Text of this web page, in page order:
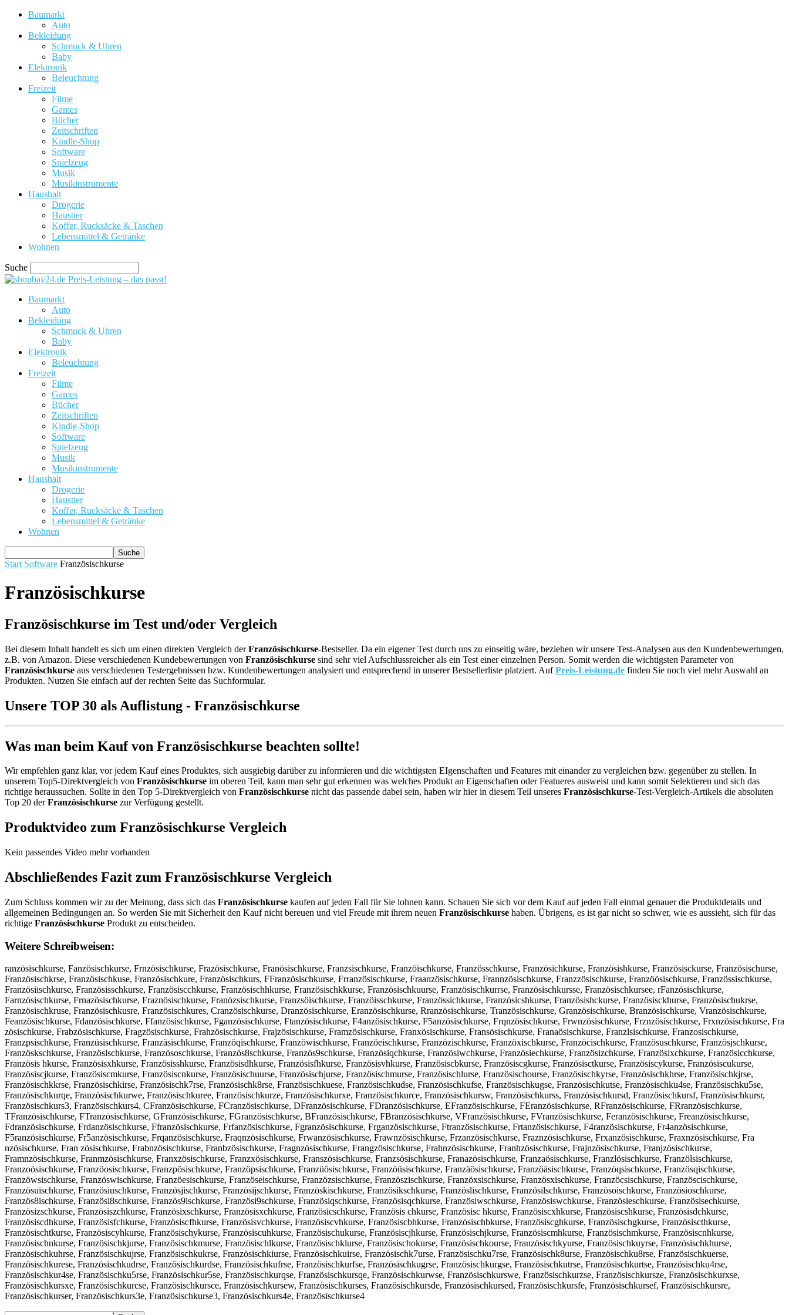
Baumarkt
Auto
Bekleidung
Schmuck & Uhren
Baby
Elektronik
Beleuchtung
Freizeit
Filme
Games
Bücher
Zeitschriften
Kindle-Shop
Software
Spielzeug
Musik
Musikinstrumente
Haushalt
Drogerie
Haustier
Koffer, Rucksäcke & Taschen
Lebensmittel & Getränke
Wohnen
Suche
Preis-Leistung – das passt!
Baumarkt
Auto
Bekleidung
Schmuck & Uhren
Baby
Elektronik
Beleuchtung
Freizeit
Filme
Games
Bücher
Zeitschriften
Kindle-Shop
Software
Spielzeug
Musik
Musikinstrumente
Haushalt
Drogerie
Haustier
Koffer, Rucksäcke & Taschen
Lebensmittel & Getränke
Wohnen
Start Software Französischkurse
Französischkurse
Französischkurse im Test und/oder Vergleich
Bei diesem Inhalt handelt es sich um einen direkten Vergleich derFranzösischkurse-Bestseller. Da ein eigener Test durch uns zu einseitig wäre, beziehen wir unsere Test-Analysen aus den Kundenbewertungen,
z.B. von Amazon. Diese verschiedenen Kundebewertungen von Französischkurse sind sehr viel Aufschlussreicher als ein Test einer einzelnen Person. Somit werden die wichtigsten Parameter von
Französischkurse aus verschiedenen Testergebnissen bzw. Kundenbewertungen analysiert und entsprechend in unserer Bestsellerliste platziert. AufPreis-Leistung.de finden Sie noch viel mehr Auswahl an
Produkten. Nutzen Sie einfach auf der rechten Seite das Suchformular.
Unsere TOP 30 als Auflistung - Französischkurse
Was man beim Kauf von Französischkurse beachten sollte!
Wir empfehlen ganz klar, vor jedem Kauf eines Produktes, sich ausgiebig darüber zu informieren und die wichtigsten EIgenschaften und Features mit einander zu vergleichen bzw. gegenüber zu stellen. In
unserem Top5-Direktvergleich von Französischkurse im oberen Teil, kann man sehr gut erkennen was welches Produkt an Eigenschaften oder Featueres ausweist und kann somit Selektieren und sich das
richtige heraussuchen. Sollte in den Top 5-Direktvergleich von Französischkurse nicht das passende dabei sein, haben wir hier in diesem Teil unseres Französischkurse-Test-Vergleich-Artikels die absoluten
Top 20 derFranzösischkurse zur Verfügung gestellt.
Produktvideo zum Französischkurse Vergleich
Kein passendes Video mehr vorhanden
Abschließendes Fazit zum Französischkurse Vergleich
Zum Schluss kommen wir zu der Meinung, dass sich das Französischkurse kaufen auf jeden Fall für Sie lohnen kann. Schauen Sie sich vor dem Kauf auf jeden Fall einmal genauer die Produktdetails und
allgemeinen Bedingungen an. So werden Sie mit Sicherheit den Kauf nicht bereuen und viel Freude mit ihrem neuen Französischkurse haben. Übrigens, es ist gar nicht so schwer, wie es aussieht, sich für das
richtige Französischkurse Produkt zu entscheiden.
Weitere Schreibweisen:
ranzösischkurse, Fanzösischkurse, Frnzösischkurse, Frazösischkurse, Franösischkurse, Franzsischkurse, Franzöischkurse, Französschkurse, Französichkurse, Französishkurse, Französisckurse, Französischurse,
Französischkrse, Französischkuse, Französischkure, Französischkurs, FFranzösischkurse, Frranzösischkurse, Fraanzösischkurse, Frannzösischkurse, Franzzösischkurse, Franzöösischkurse, Französsischkurse,
Französiischkurse, Französisschkurse, Französiscchkurse, Französischhkurse, Französischkkurse, Französischkuurse, Französischkurrse, Französischkursse, Französischkursee, rFanzösischkurse,
Farnzösischkurse, Frnazösischkurse, Fraznösischkurse, Franözsischkurse, Franzsöischkurse, Franzöisschkurse, Französsichkurse, Französicshkurse, Französishckurse, Französisckhurse, Französischukrse,
Französischkruse, Französischkusre, Französischkures, Cranzösischkurse, Dranzösischkurse, Eranzösischkurse, Rranzösischkurse, Tranzösischkurse, Granzösischkurse, Branzösischkurse, Vranzösischkurse,
Feanzösischkurse, Fdanzösischkurse, Ffanzösischkurse, Fganzösischkurse, Ftanzösischkurse, F4anzösischkurse, F5anzösischkurse, Frqnzösischkurse, Frwnzösischkurse, Frznzösischkurse, Frxnzösischkurse, Fra
zösischkurse, Frabzösischkurse, Fragzösischkurse, Frahzösischkurse, Frajzösischkurse, Framzösischkurse, Franxösischkurse, Fransösischkurse, Franaösischkurse, Franzlsischkurse, Franzosischkurse,
Franzpsischkurse, Franzüsischkurse, Franzäsischkurse, Franzöqischkurse, Franzöwischkurse, Franzöeischkurse, Franzözischkurse, Franzöxischkurse, Franzöcischkurse, Französuschkurse, Französjschkurse,
Französkschkurse, Französlschkurse, Französoschkurse, Französ8schkurse, Französ9schkurse, Französiqchkurse, Französiwchkurse, Französiechkurse, Französizchkurse, Französixchkurse, Französicchkurse,
Französis hkurse, Französisxhkurse, Französisshkurse, Französisdhkurse, Französisfhkurse, Französisvhkurse, Französiscbkurse, Französiscgkurse, Französisctkurse, Französiscykurse, Französiscukurse,
Französiscjkurse, Französiscmkurse, Französiscnkurse, Französischuurse, Französischjurse, Französischmurse, Französischlurse, Französischourse, Französischkyrse, Französischkhrse, Französischkjrse,
Französischkkrse, Französischkirse, Französischk7rse, Französischk8rse, Französischkuese, Französischkudse, Französischkufse, Französischkugse, Französischkutse, Französischku4se, Französischku5se,
Französischkurqe, Französischkurwe, Französischkuree, Französischkurze, Französischkurxe, Französischkurce, Französischkursw, Französischkurss, Französischkursd, Französischkursf, Französischkursr,
Französischkurs3, Französischkurs4, CFranzösischkurse, FCranzösischkurse, DFranzösischkurse, FDranzösischkurse, EFranzösischkurse, FEranzösischkurse, RFranzösischkurse, FRranzösischkurse,
TFranzösischkurse, FTranzösischkurse, GFranzösischkurse, FGranzösischkurse, BFranzösischkurse, FBranzösischkurse, VFranzösischkurse, FVranzösischkurse, Feranzösischkurse, Freanzösischkurse,
Fdranzösischkurse, Frdanzösischkurse, Ffranzösischkurse, Frfanzösischkurse, Fgranzösischkurse, Frganzösischkurse, Ftranzösischkurse, Frtanzösischkurse, F4ranzösischkurse, Fr4anzösischkurse,
F5ranzösischkurse, Fr5anzösischkurse, Frqanzösischkurse, Fraqnzösischkurse, Frwanzösischkurse, Frawnzösischkurse, Frzanzösischkurse, Fraznzösischkurse, Frxanzösischkurse, Fraxnzösischkurse, Fra
nzösischkurse, Fran zösischkurse, Frabnzösischkurse, Franbzösischkurse, Fragnzösischkurse, Frangzösischkurse, Frahnzösischkurse, Franhzösischkurse, Frajnzösischkurse, Franjzösischkurse,
Framnzösischkurse, Franmzösischkurse, Franxzösischkurse, Franzxösischkurse, Franszösischkurse, Franzsösischkurse, Franazösischkurse, Franzaösischkurse, Franzlösischkurse, Franzölsischkurse,
Franzoösischkurse, Franzöosischkurse, Franzpösischkurse, Franzöpsischkurse, Franzüösischkurse, Franzöüsischkurse, Franzäösischkurse, Franzöäsischkurse, Franzöqsischkurse, Französqischkurse,
Franzöwsischkurse, Französwischkurse, Franzöesischkurse, Französeischkurse, Franzözsischkurse, Französzischkurse, Franzöxsischkurse, Französxischkurse, Franzöcsischkurse, Französcischkurse,
Französuischkurse, Französiuschkurse, Französjischkurse, Französijschkurse, Französkischkurse, Französikschkurse, Französlischkurse, Französilschkurse, Französoischkurse, Französioschkurse,
Französ8ischkurse, Französi8schkurse, Französ9ischkurse, Französi9schkurse, Französiqschkurse, Französisqchkurse, Französiwschkurse, Französiswchkurse, Französieschkurse, Französisechkurse,
Französizschkurse, Französiszchkurse, Französixschkurse, Französisxchkurse, Französicschkurse, Französis chkurse, Französisc hkurse, Französiscxhkurse, Französiscshkurse, Französisdchkurse,
Französiscdhkurse, Französisfchkurse, Französiscfhkurse, Französisvchkurse, Französiscvhkurse, Französiscbhkurse, Französischbkurse, Französiscghkurse, Französischgkurse, Französiscthkurse,
Französischtkurse, Französiscyhkurse, Französischykurse, Französiscuhkurse, Französischukurse, Französiscjhkurse, Französischjkurse, Französiscmhkurse, Französischmkurse, Französiscnhkurse,
Französischnkurse, Französischkjurse, Französischkmurse, Französischlkurse, Französischklurse, Französischokurse, Französischkourse, Französischkyurse, Französischkuyrse, Französischkhurse,
Französischkuhrse, Französischkujrse, Französischkukrse, Französischkiurse, Französischkuirse, Französischk7urse, Französischku7rse, Französischk8urse, Französischku8rse, Französischkuerse,
Französischkurese, Französischkudrse, Französischkurdse, Französischkufrse, Französischkurfse, Französischkugrse, Französischkurgse, Französischkutrse, Französischkurtse, Französischku4rse,
Französischkur4se, Französischku5rse, Französischkur5se, Französischkurqse, Französischkursqe, Französischkurwse, Französischkurswe, Französischkurzse, Französischkursze, Französischkurxse,
Französischkursxe, Französischkurcse, Französischkursce, Französischkursew, Französischkurses, Französischkursde, Französischkursed, Französischkursfe, Französischkursef, Französischkursre,
Französischkurser, Französischkurs3e, Französischkurse3, Französischkurs4e, Französischkurse4